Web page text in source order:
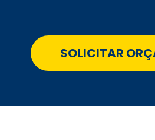
SOLICITAR